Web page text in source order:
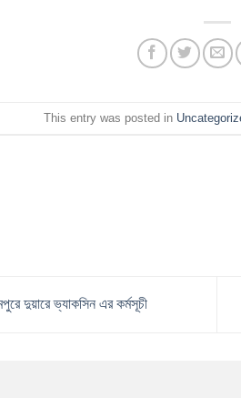
This entry was posted in
দুয়ারে ভ্যাকসিন এর কর্মসূচী